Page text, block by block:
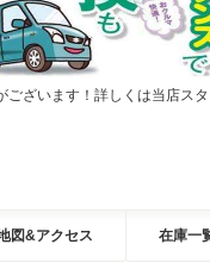
ございます！詳しくは当店スタ
図&アクセス 在庫一